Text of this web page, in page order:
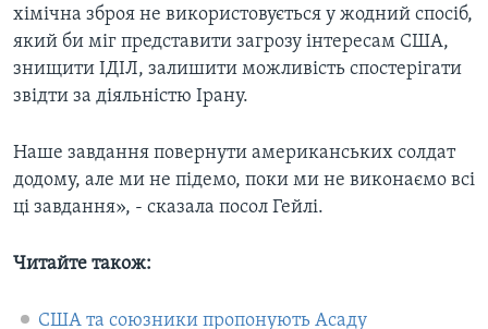
хімічна зброя не використовується у жодний спосіб,
який би міг представити загрозу інтересам США,
знищити ІДІЛ, залишити можливість спостерігати
звідти за діяльністю Ірану.
Наше завдання повернути американських солдат
додому, але ми не підемо, поки ми не виконаємо всі
ці завдання», - сказала посол Гейлі.
Читайте також:
США та союзники пропонують Асаду